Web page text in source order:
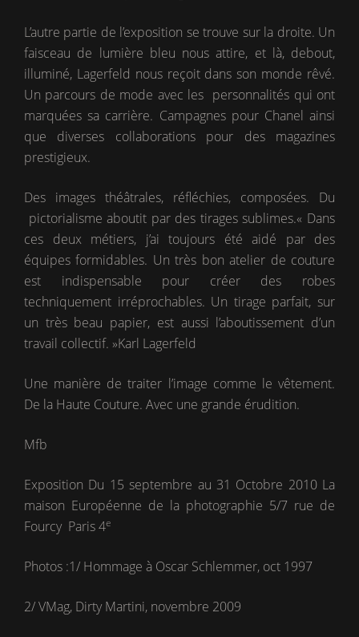
L’autre partie de l’exposition se trouve sur la droite. Un
faisceau de lumière bleu nous attire, et là, debout,
illuminé, Lagerfeld nous reçoit dans son monde rêvé.
Un parcours de mode avec les personnalités qui ont
marquées sa carrière. Campagnes pour Chanel ainsi
que diverses collaborations pour des magazines
prestigieux.
Des images théâtrales, réfléchies, composées. Du
pictorialisme aboutit par des tirages sublimes.« Dans
ces deux métiers, j’ai toujours été aidé par des
équipes formidables. Un très bon atelier de couture
est indispensable pour créer des robes
techniquement irréprochables. Un tirage parfait, sur
un très beau papier, est aussi l’aboutissement d’un
travail collectif. »Karl Lagerfeld
Une manière de traiter l’image comme le vêtement.
De la Haute Couture. Avec une grande érudition.
Mfb
Exposition Du 15 septembre au 31 Octobre 2010 La
maison Européenne de la photographie 5/7 rue de
Fourcy Paris 4e
Photos :1/ Hommage à Oscar Schlemmer, oct 1997
2/ VMag, Dirty Martini, novembre 2009